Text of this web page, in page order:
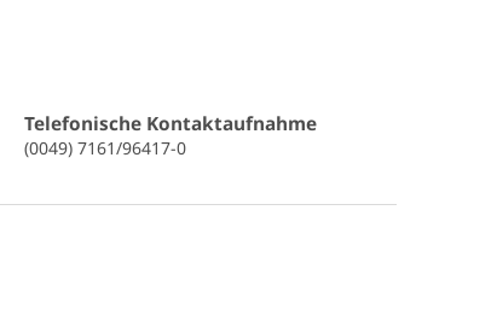
Telefonische Kontaktaufnahme
(0049) 7161/96417-0